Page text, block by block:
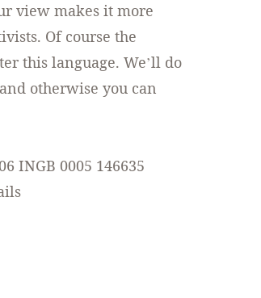
view makes it more
Of course the
this language. We’ll do
otherwise you can
INGB 0005 146635